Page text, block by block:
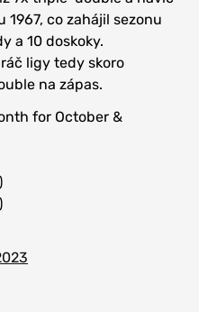
co zahájil sezonu
a 10 doskoky.
ligy tedy skoro
na zápas.
for October &